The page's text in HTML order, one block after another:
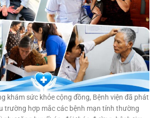
khám sức khỏe cộng đồng, Bệnh viện đã phát
trường hợp mắc các bệnh mạn tính thường